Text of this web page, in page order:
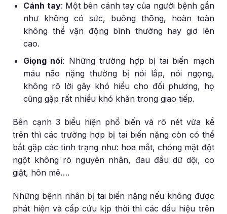
Cánh tay: Một bên cánh tay của người bệnh gần
như không có sức, buông thõng, hoàn toàn
không thể vận động bình thường hay giơ lên
cao.
Giọng nói: Những trường hợp bị tai biến mạch
máu não nặng thường bị nói lắp, nói ngọng,
không rõ lời gây khó hiểu cho đối phương, họ
cũng gặp rất nhiều khó khăn trong giao tiếp.
Bên cạnh 3 biểu hiện phổ biến và rõ nét vừa kể
trên thì các trường hợp bị tai biến nặng còn có thể
bắt gặp các tình trạng như: hoa mắt, chóng mặt đột
ngột không rõ nguyên nhân, đau đầu dữ dội, co
giật, hôn mê….
Những bệnh nhân bị tai biến nặng nếu không được
phát hiện và cấp cứu kịp thời thì các dấu hiệu trên